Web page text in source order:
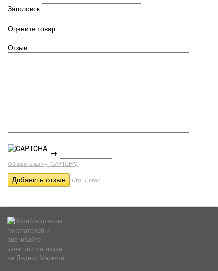
Заголовок
Оцените товар
Отзыв
→
Обновить капчу (CAPTCHA)
Ctrl+Enter